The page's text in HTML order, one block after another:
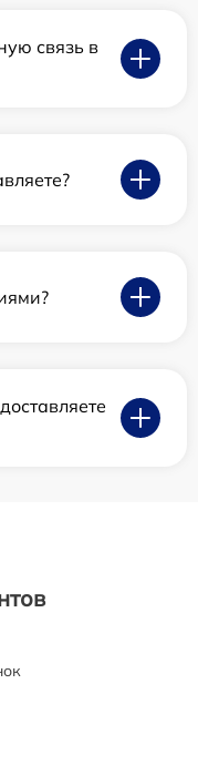
связь в